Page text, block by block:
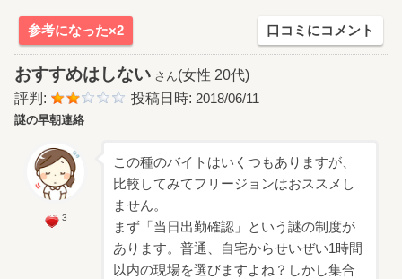
参考になった×2 口コミにコメント
おすすめはしない さん(女性 20代)
評判:
投稿日時: 2018/06/11
謎の早朝連絡
3
この種のバイトはいくつもありますが、
比較してみてフリージョンはおススメし
ません。
まず「当日出勤確認」という謎の制度が
あります。普通、自宅からせいぜい1時間
以内の現場を選びますよね？しかし集合